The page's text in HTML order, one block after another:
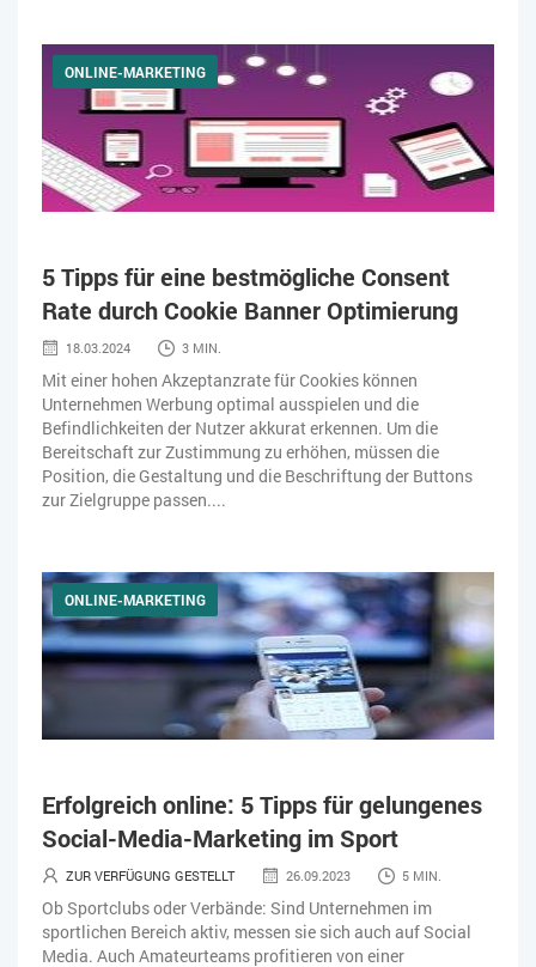
ONLINE-MARKETING
5 Tipps für eine bestmögliche Consent
Rate durch Cookie Banner Optimierung
18.03.2024 3 MIN.
Mit einer hohen Akzeptanzrate für Cookies können
Unternehmen Werbung optimal ausspielen und die
Befindlichkeiten der Nutzer akkurat erkennen. Um die
Bereitschaft zur Zustimmung zu erhöhen, müssen die
Position, die Gestaltung und die Beschriftung der Buttons
zur Zielgruppe passen....
ONLINE-MARKETING
Erfolgreich online: 5 Tipps für gelungenes
Social-Media-Marketing im Sport
ZUR VERFÜGUNG GESTELLT 26.09.2023 5 MIN.
Ob Sportclubs oder Verbände: Sind Unternehmen im
sportlichen Bereich aktiv, messen sie sich auch auf Social
Media. Auch Amateurteams profitieren von einer